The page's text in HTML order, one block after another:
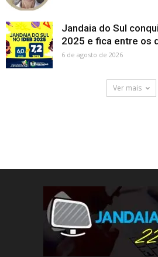
Jandaia do Sul
2025 e fica entre os
6 de agosto de 2026
Ver mais